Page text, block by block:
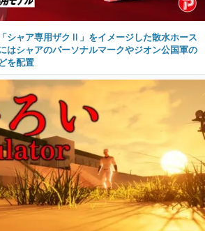
シャア専用ザクⅡ」をイメージした散水ホース
はシャアのパーソナルマークやジオン公国軍の
を配置